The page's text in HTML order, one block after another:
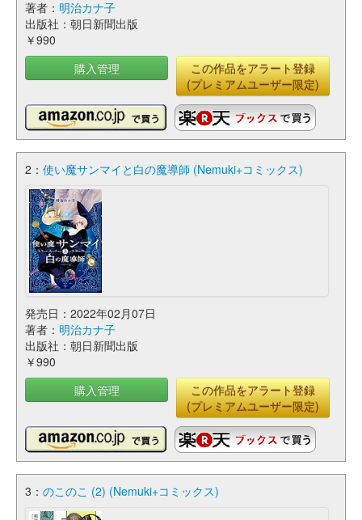
著者： 明治カナ子
出版社：朝日新聞出版
￥990
購入管理
この作品をアラート登録
(プレミアムユーザー限定)
2： 使い魔サンマイと白の魔導師 (Nemuki+コミックス)
発売日：2022年02月07日
著者： 明治カナ子
出版社：朝日新聞出版
￥990
購入管理
この作品をアラート登録
(プレミアムユーザー限定)
3： のこのこ (2) (Nemuki+コミックス)